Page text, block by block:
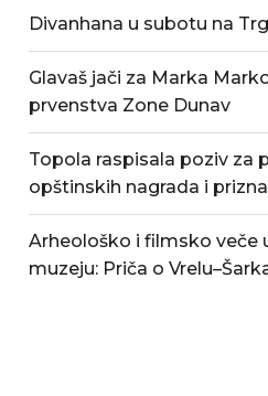
Divanhana u subotu na
Glavaš jači za Marka
prvenstva Zone Dunav
Topola raspisala poziv za
opštinskih nagrada i
Arheološko i filmsko veče
muzeju: Priča o